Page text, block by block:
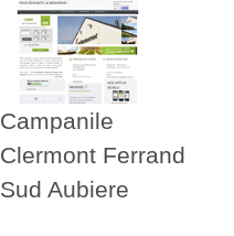
Campanile
Clermont Ferrand
Sud Aubiere